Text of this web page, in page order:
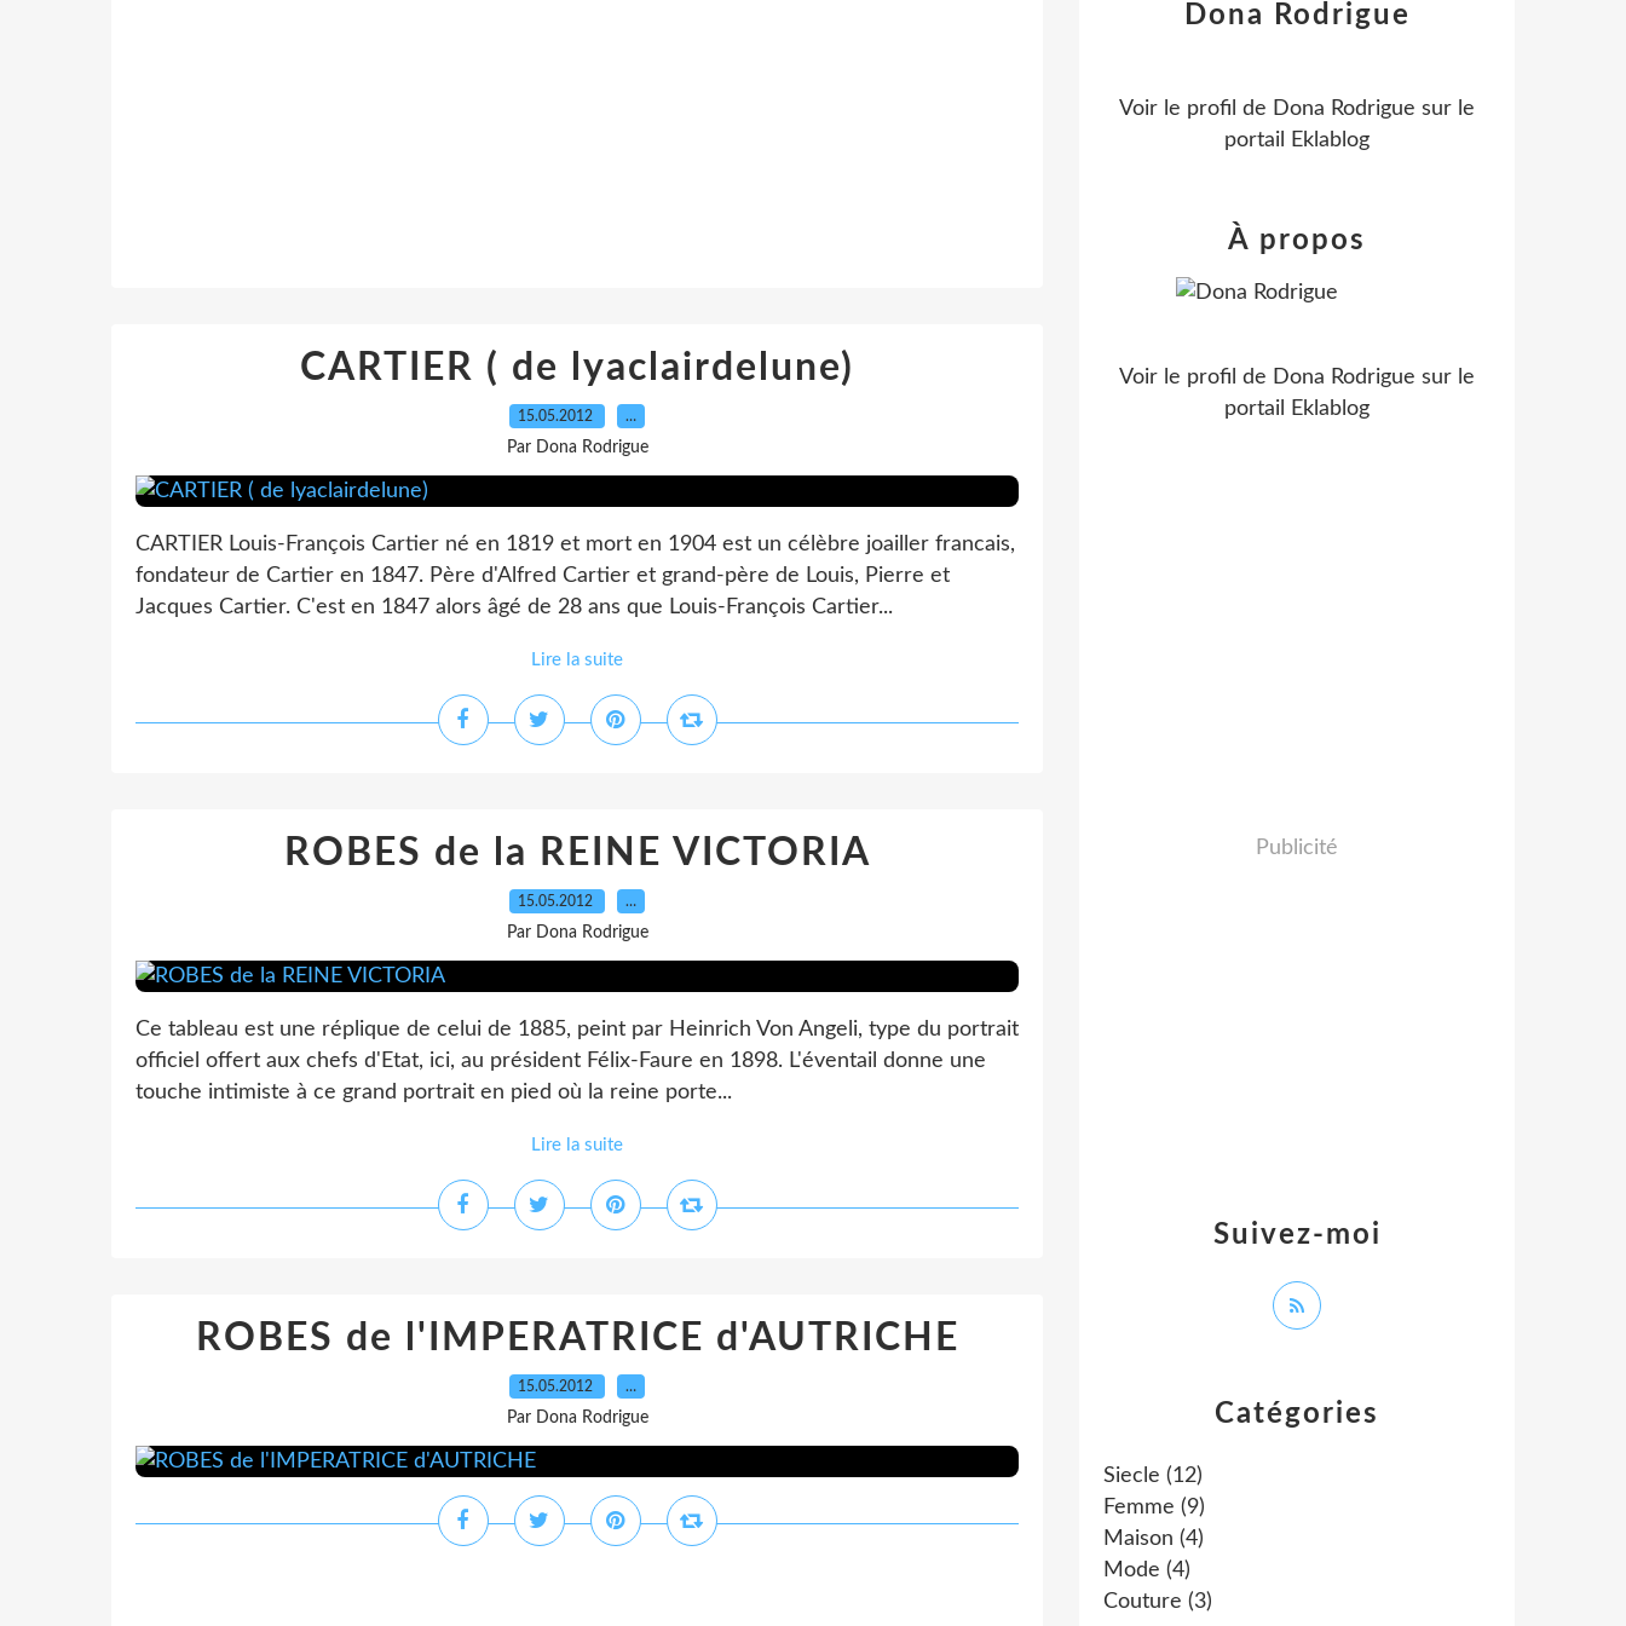
CARTIER ( de lyaclairdelune)
15.05.2012 …
Par Dona Rodrigue
CARTIER Louis-François Cartier né en 1819 et mort en 1904 est un célèbre joailler francais,
fondateur de Cartier en 1847. Père d'Alfred Cartier et grand-père de Louis, Pierre et
Jacques Cartier. C'est en 1847 alors âgé de 28 ans que Louis-François Cartier...
Lire la suite
ROBES de la REINE VICTORIA
15.05.2012 …
Par Dona Rodrigue
Ce tableau est une réplique de celui de 1885, peint par Heinrich Von Angeli, type du portrait
officiel offert aux chefs d'Etat, ici, au président Félix-Faure en 1898. L'éventail donne une
touche intimiste à ce grand portrait en pied où la reine porte...
Lire la suite
ROBES de l'IMPERATRICE d'AUTRICHE
15.05.2012 …
Par Dona Rodrigue Catégories
Siecle (12)
Femme (9)
Maison (4)
Mode (4)
Couture (3)
Dona Rodrigue
Voir le profil de Dona Rodrigue sur le
portail Eklablog
Suivez-moi
À propos
Voir le profil de Dona Rodrigue sur le
portail Eklablog
Publicité